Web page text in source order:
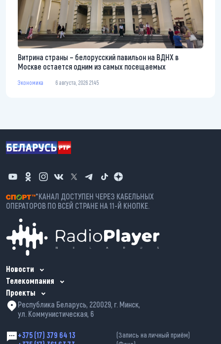
Витрина страны – белорусский павильон на ВДНХ в
Москве остается одним из самых посещаемых
Экономика 6 августа, 2026 21:45
*КАНАЛ ДОСТУПЕН ЧЕРЕЗ КАБЕЛЬНЫХ
ОПЕРАТОРОВ ПО ВСЕЙ СТРАНЕ НА 11-Й КНОПКЕ.
Новости
Телекомпания
Проекты
Республика Беларусь, 220029, г. Минск,
ул. Коммунистическая, 6
+375 (17) 379 64 13 (Запись на личный приём)